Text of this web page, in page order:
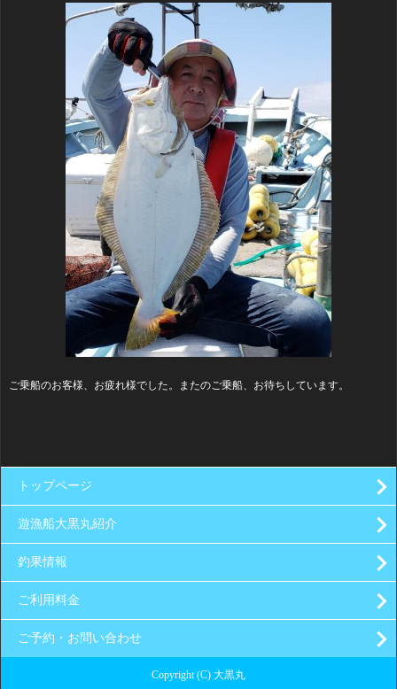
ご乗船のお客様、お疲れ様でした。またのご乗船、お待ちしています。
トップページ
遊漁船大黒丸紹介
釣果情報
ご利用料金
ご予約・お問い合わせ
Copyright (C) 大黒丸